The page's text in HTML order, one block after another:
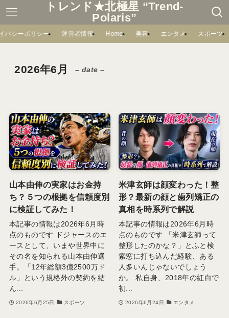
トレンド★北極星 “Trend-
Polaris”
バシーポリシー 運営者情報 Home 美容 エンタメ スポーツ
2026年6月 – date –
山本由伸の実家はお金持
ち？５つの根拠を信頼度別
に検証してみた！
本記事の情報は2026年6月時
点のものです ドジャースのエ
ースとして、いまや世界中に
その名を知られる山本由伸選
手。「12年総額3億2500万ド
ル」という規格外の契約を結
ん...
2026年6月25日 スポーツ
米津玄師は顔変わった！整
形？最新の顔と歯列矯正の
真相を時系列で解説
本記事の情報は2026年6月時
点のものです 「米津玄師って
整形したのかな？」とふと検
索窓に打ち込んだ経験、ある
人多いんじゃないでしょう
か。 私自身、2018年の紅白で
初...
2026年6月24日 エンタメ